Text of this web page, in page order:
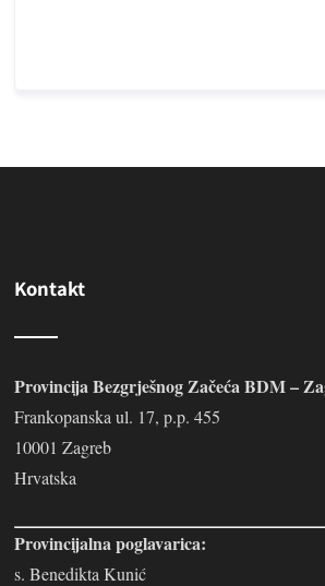
Kontakt
Provincija Bezgrješnog Začeća BDM –
Frankopanska ul. 17, p.p. 455
10001 Zagreb
Hrvatska
Provincijalna poglavarica:
s. Benedikta Kunić